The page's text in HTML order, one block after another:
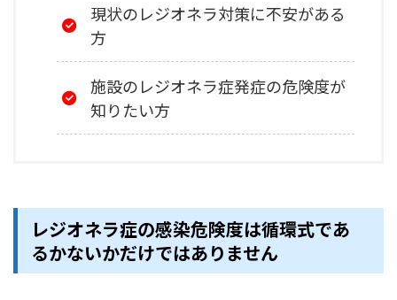
現状のレジオネラ対策に不安がある
方
施設のレジオネラ症発症の危険度が
知りたい方
レジオネラ症の感染危険度は循環式であ
るかないかだけではありません